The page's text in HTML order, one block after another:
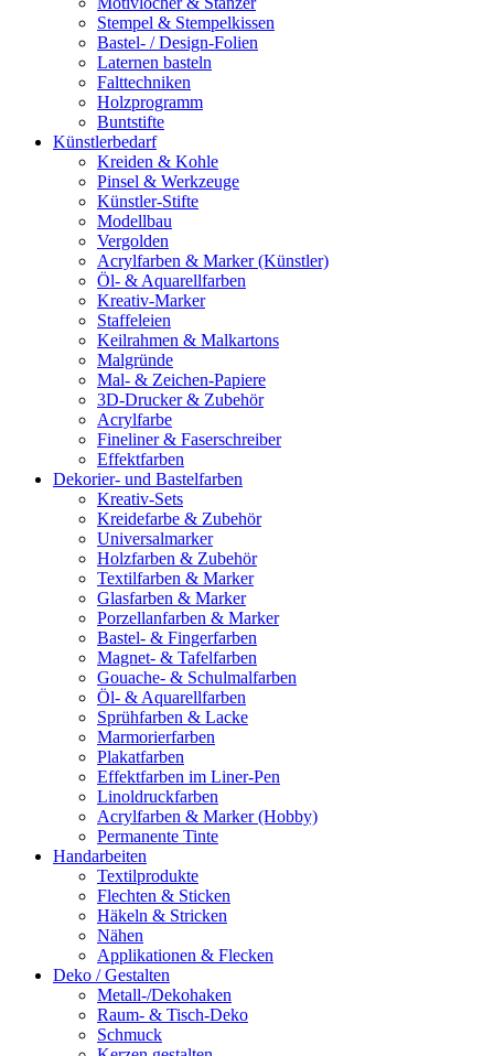
Stempel & Stempelkissen
Bastel- / Design-Folien
Laternen basteln
Falttechniken
Holzprogramm
Buntstifte
Künstlerbedarf
Kreiden & Kohle
Pinsel & Werkzeuge
Künstler-Stifte
Modellbau
Vergolden
Acrylfarben & Marker (Künstler)
Öl- & Aquarellfarben
Kreativ-Marker
Staffeleien
Keilrahmen & Malkartons
Malgründe
Mal- & Zeichen-Papiere
3D-Drucker & Zubehör
Acrylfarbe
Fineliner & Faserschreiber
Effektfarben
Dekorier- und Bastelfarben
Kreativ-Sets
Kreidefarbe & Zubehör
Universalmarker
Holzfarben & Zubehör
Textilfarben & Marker
Glasfarben & Marker
Porzellanfarben & Marker
Bastel- & Fingerfarben
Magnet- & Tafelfarben
Gouache- & Schulmalfarben
Öl- & Aquarellfarben
Sprühfarben & Lacke
Marmorierfarben
Plakatfarben
Effektfarben im Liner-Pen
Linoldruckfarben
Acrylfarben & Marker (Hobby)
Permanente Tinte
Handarbeiten
Textilprodukte
Flechten & Sticken
Häkeln & Stricken
Nähen
Applikationen & Flecken
Deko / Gestalten
Metall-/Dekohaken
Raum- & Tisch-Deko
Schmuck